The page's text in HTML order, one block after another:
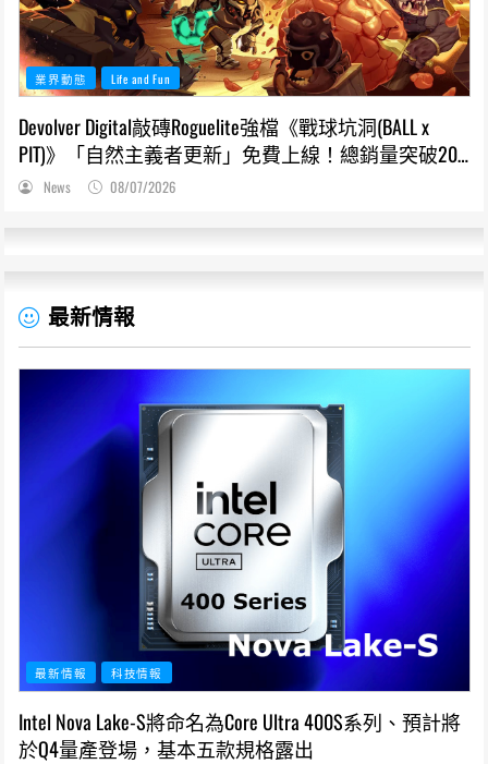
業界動態 Life and Fun
Devolver Digital敲磚Roguelite強檔《戰球坑洞(BALL x
PIT)》「自然主義者更新」免費上線！總銷量突破200
萬份，遊戲史低66折熱銷中
News 08/07/2026
最新情報
最新情報 科技情報
Intel Nova Lake-S將命名為Core Ultra 400S系列、預計將
於Q4量產登場，基本五款規格露出